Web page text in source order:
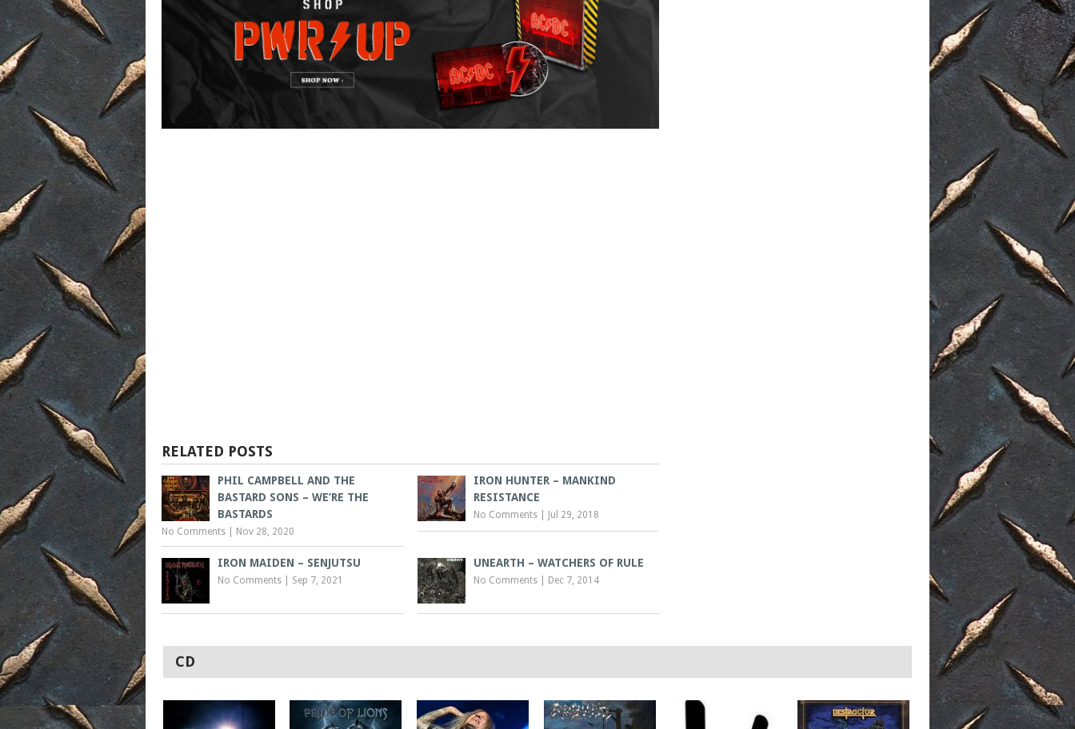
RELATED POSTS
PHIL CAMPBELL AND THE
BASTARD SONS – WE’RE THE
BASTARDS
No Comments Nov 28, 2020
IRON HUNTER – MANKIND
RESISTANCE
No Comments Jul 29, 2018
IRON MAIDEN – SENJUTSU
No Comments Sep 7, 2021
UNEARTH – WATCHERS OF RULE
No Comments Dec 7, 2014
CD